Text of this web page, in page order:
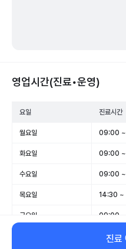
영업시간(진료•운영)
요일 진료시간
월요일 09:00 ~
화요일 09:00 ~
수요일 09:00 ~
목요일 14:30 ~
금요일 09:00 ~
09:00
진료